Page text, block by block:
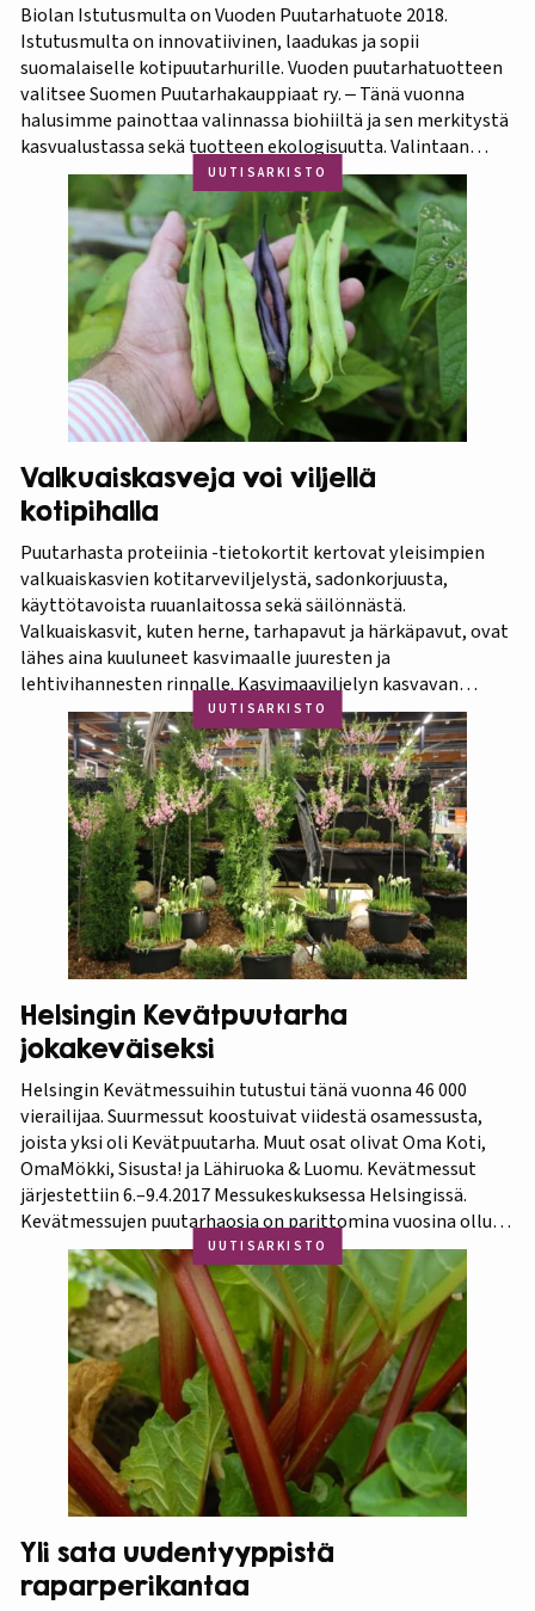
Biolan Istutusmulta on Vuoden Puutarhatuote 2018.
Istutusmulta on innovatiivinen, laadukas ja sopii
suomalaiselle kotipuutarhurille. Vuoden puutarhatuotteen
valitsee Suomen Puutarhakauppiaat ry. ‒ Tänä vuonna
halusimme painottaa valinnassa biohiiltä ja sen merkitystä
kasvualustassa sekä tuotteen ekologisuutta. Valintaan
vaikuttivat myös luonnonmukaisuus ja kotimaisuus.
Finaaliin päätyneet tuotteet olivat kaikki biohiilipohjaisia.
Kilpailu oli tasainen, mutta Biolan Istutusmulta antaa
ehdottomasti helpoimmin…
UUTISARKISTO
Valkuaiskasveja voi viljellä
kotipihalla
Puutarhasta proteiinia -tietokortit kertovat yleisimpien
valkuaiskasvien kotitarveviljelystä, sadonkorjuusta,
käyttötavoista ruuanlaitossa sekä säilönnästä.
Valkuaiskasvit, kuten herne, tarhapavut ja härkäpavut, ovat
lähes aina kuuluneet kasvimaalle juuresten ja
lehtivihannesten rinnalle. Kasvimaaviljelyn kasvavan
suosion myötä ravitsevien valkuaiskasvien osuutta
viljelykasveina kannattaa korostaa. Puutarhasta proteiinia -
tietokorttisarja on tarkoitettu kotipuutarhureille, jotka
ovat kiinnostuneita lisäämään kasvisproteiinien määrää
lautasellaan. Kotipuutarhassa voi viljellä monia
valkuaiskasveja,…
UUTISARKISTO
Helsingin Kevätpuutarha
jokakeväiseksi
Helsingin Kevätmessuihin tutustui tänä vuonna 46 000
vierailijaa. Suurmessut koostuivat viidestä osamessusta,
joista yksi oli Kevätpuutarha. Muut osat olivat Oma Koti,
OmaMökki, Sisusta! ja Lähiruoka & Luomu. Kevätmessut
järjestettiin 6.–9.4.2017 Messukeskuksessa Helsingissä.
Kevätmessujen puutarhaosia on parittomina vuosina ollut
Kevätpuutarha ja parillisina Oma Piha -messut. Jatkossa
joka kevät puutarhanäyttelyn nimi tulee olemaan
Kevätpuutarha. Kevätpuutarhan kumppanina on
Puutarhaliitto.…
UUTISARKISTO
Yli sata uudentyyppistä
raparperikantaa